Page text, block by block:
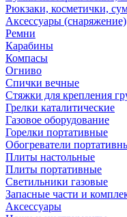
Рюкзаки, косметички,
Аксессуары (снаряжение)
Ремни
Карабины
Компасы
Огниво
Спички вечные
Стяжки для крепления
Грелки каталитические
Газовое оборудование
Горелки портативные
Обогреватели
Плиты настольные
Плиты портативные
Светильники газовые
Запасные части и
Аксессуары